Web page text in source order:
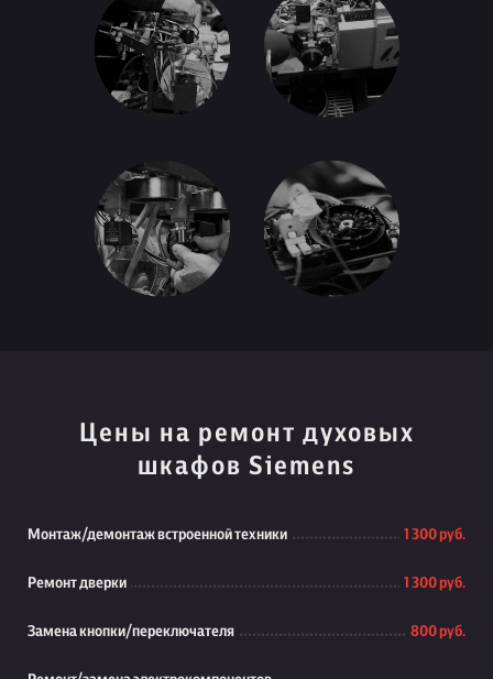
Цены на ремонт духовых
шкафов Siemens
Монтаж/демонтаж встроенной техники 1 300 руб.
Ремонт дверки 1 300 руб.
Замена кнопки/переключателя 800 руб.